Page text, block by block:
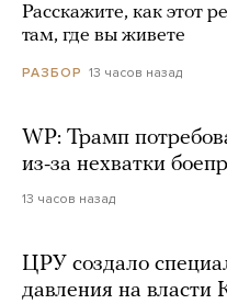
Расскажите, как этот
там, где вы живете
РАЗБОР 13 часов назад
WP: Трамп
из-за нехватки
13 часов назад
ЦРУ создало
давления на власти